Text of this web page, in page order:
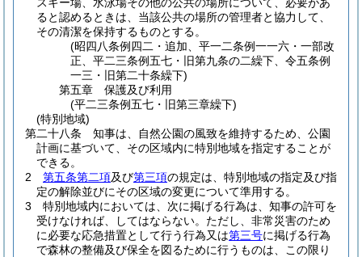
ると認めるときは、当該公共の場所の管理者と協力して、
その清潔を保持するものとする。
(昭四八条例四二・追加、平一二条例一一六・一部改
正、平二三条例五七・旧第九条の二繰下、令五条例
一三・旧第二十条繰下)
第五章
保護及び利用
(平二三条例五七・旧第三章繰下)
(特別地域)
第二十八条
知事は、自然公園の風致を維持するため、公園
計画に基づいて、その区域内に特別地域を指定することが
できる。
2
第五条第二項及び第三項の規定は、特別地域の指定及び指
定の解除並びにその区域の変更について準用する。
3
特別地域内においては、次に掲げる行為は、知事の許可を
受けなければ、してはならない。 ただし、非常災害のため
に必要な応急措置として行う行為又は第三号に掲げる行為
で森林の整備及び保全を図るために行うものは、この限り